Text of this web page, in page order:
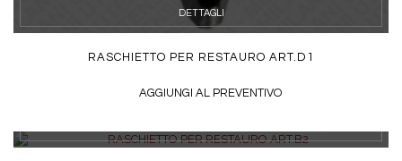
DETTAGLI
RASCHIETTO PER RESTAURO ART.D1
AGGIUNGI AL PREVENTIVO